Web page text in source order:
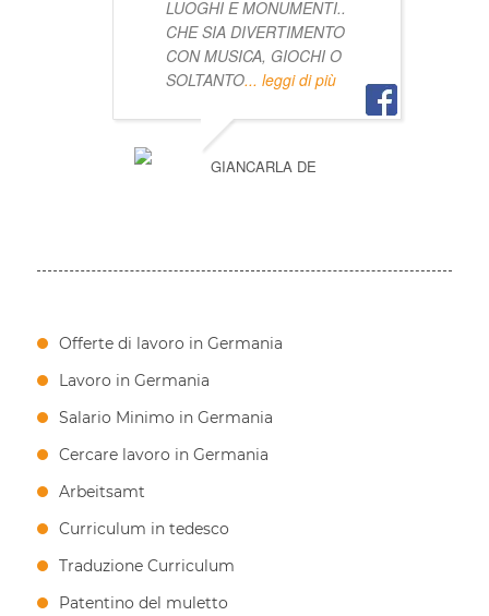
LUOGHI E MONUMENTI..
CHE SIA DIVERTIMENTO
CON MUSICA, GIOCHI O
SOLTANTO... leggi di più
GIANCARLA DE
Offerte di lavoro in Germania
Lavoro in Germania
Salario Minimo in Germania
Cercare lavoro in Germania
Arbeitsamt
Curriculum in tedesco
Traduzione Curriculum
Patentino del muletto